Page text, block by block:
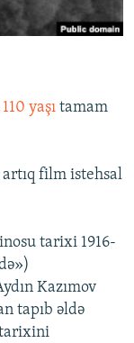
yaşı tamam
film istehsal
tarixi 1916-
Kazımov
tapıb əldə
tarixini